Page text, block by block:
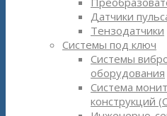
Датчики
Тензодатчики
Системы под ключ
Системы
оборудования
Система
конструкций